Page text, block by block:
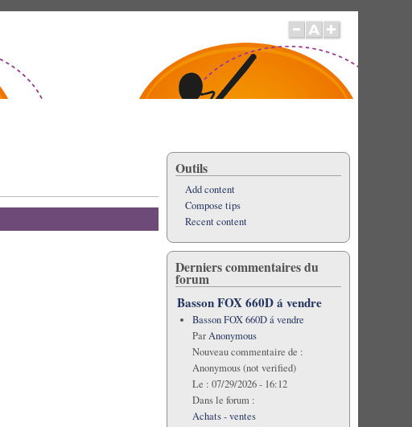
Outils
Add content
Compose tips
Recent content
Derniers commentaires du
forum
Basson FOX 660D á vendre
Basson FOX 660D á vendre
ParAnonymous
Nouveau commentaire de :
Anonymous (not verified)
Le : 07/29/2026 - 16:12
Dans le forum :
Achats - ventes